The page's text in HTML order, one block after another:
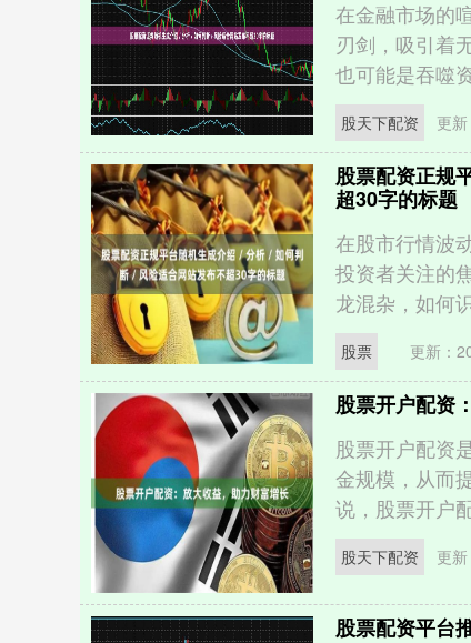
在金融市场的
刃剑，吸引着
也可能是吞噬
股天下配资 更
股票配资正规
超30字的标题
在股市行情波
投资者关注的
龙混杂，如何
股票 更新：
股票开户配资
股票开户配资
金规模，从而
说，股票开户
股天下配资 更
股票配资平台